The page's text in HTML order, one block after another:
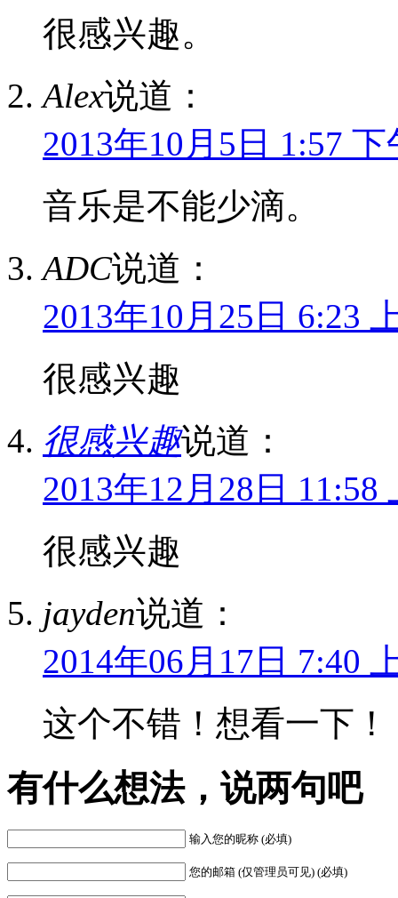
很感兴趣。
Alex说道：
2013年10月5日 1:57 下
音乐是不能少滴。
ADC说道：
2013年10月25日 6:23
很感兴趣
很感兴趣说道：
2013年12月28日 11:58
很感兴趣
jayden说道：
2014年06月17日 7:40
这个不错！想看一下！
有什么想法，说两句吧
输入您的昵称 (必填)
您的邮箱 (仅管理员可见) (必填)